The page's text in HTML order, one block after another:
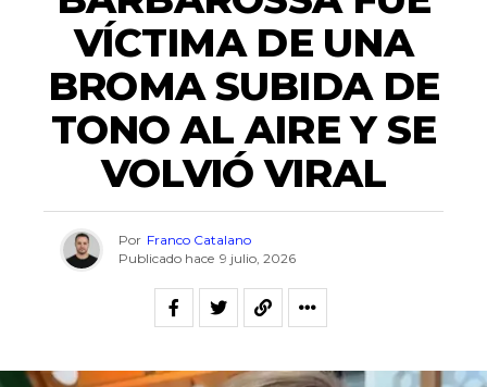
VÍCTIMA DE UNA
BROMA SUBIDA DE
TONO AL AIRE Y SE
VOLVIÓ VIRAL
Por Franco Catalano
Publicado hace 9 julio, 2026